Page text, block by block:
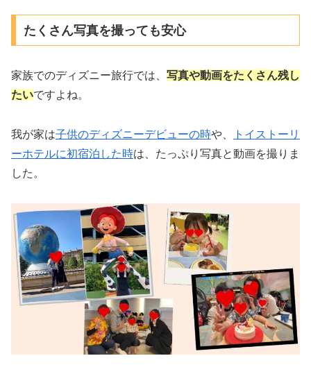
たくさん写真を撮っても安心
家族でのディズニー旅行では、 写真や動画をたくさん残し
たいですよね。
我が家は子供のディズニーデビューの時や、
トイストーリ
ーホテルに初宿泊した時は、たっぷり写真と動画を撮りま
した。